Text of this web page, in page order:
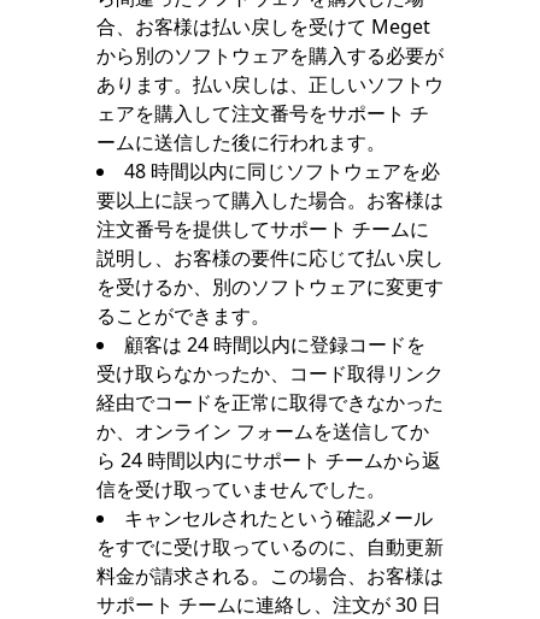
合、お客様は払い戻しを受けて Meget
から別のソフトウェアを購入する必要が
あります。払い戻しは、正しいソフトウ
ェアを購入して注文番号をサポート チ
ームに送信した後に行われます。
48 時間以内に同じソフトウェアを必
要以上に誤って購入した場合。お客様は
注文番号を提供してサポート チームに
説明し、お客様の要件に応じて払い戻し
を受けるか、別のソフトウェアに変更す
ることができます。
顧客は 24 時間以内に登録コードを
受け取らなかったか、コード取得リンク
経由でコードを正常に取得できなかった
か、オンライン フォームを送信してか
ら 24 時間以内にサポート チームから返
信を受け取っていませんでした。
キャンセルされたという確認メール
をすでに受け取っているのに、自動更新
料金が請求される。この場合、お客様は
サポート チームに連絡し、注文が 30 日